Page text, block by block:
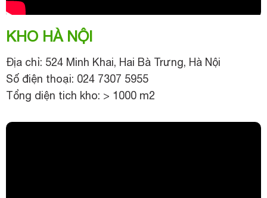
KHO HÀ NỘI
Địa chỉ: 524 Minh Khai, Hai Bà Trưng, Hà Nội
Số điện thoại: 024 7307 5955
Tổng diện tich kho: > 1000 m2